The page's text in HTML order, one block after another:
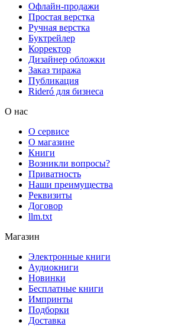
Офлайн-продажи
Простая верстка
Ручная верстка
Буктрейлер
Корректор
Дизайнер обложки
Заказ тиража
Публикация
Rideró для бизнеса
О нас
О сервисе
О магазине
Книги
Возникли вопросы?
Приватность
Наши преимущества
Реквизиты
Договор
llm.txt
Магазин
Электронные книги
Аудиокниги
Новинки
Бесплатные книги
Импринты
Подборки
Доставка